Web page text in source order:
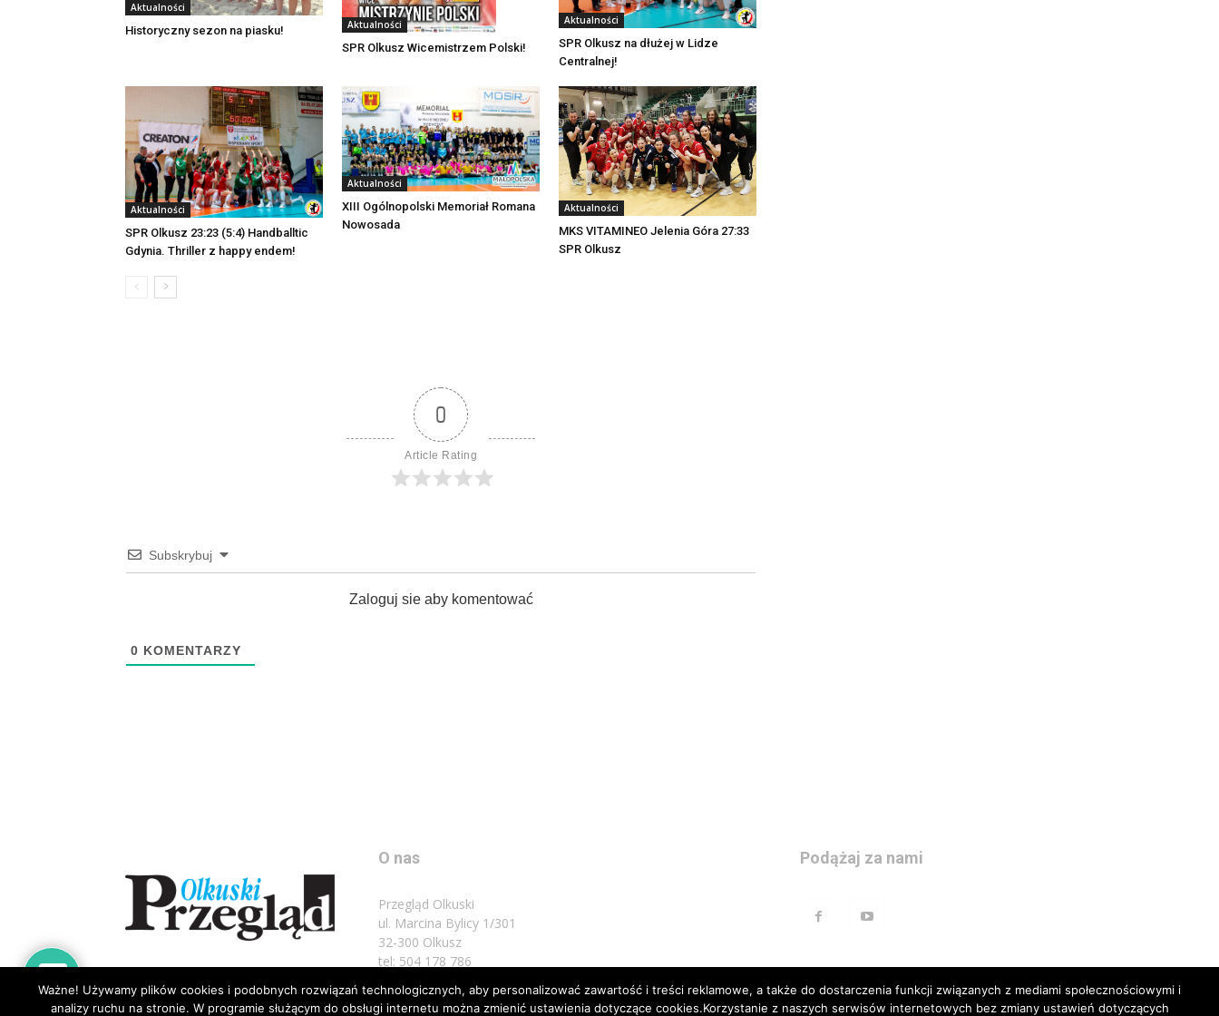
Aktualności
Historyczny sezon na piasku! Aktualności
SPR Olkusz Wicemistrzem Polski!
Aktualności
SPR Olkusz na dłużej w Lidze
Centralnej!
Aktualności
SPR Olkusz 23:23 (5:4) Handballtic
Gdynia. Thriller z happy endem!
Aktualności
XIII Ogólnopolski Memoriał Romana
Nowosada
Aktualności
MKS VITAMINEO Jelenia Góra 27:33
SPR Olkusz
0
Article Rating
Subskrybuj
Zaloguj sie aby komentować
0 KOMENTARZY
O nas
Przegląd Olkuski
ul. Marcina Bylicy 1/301
32-300 Olkusz
tel: 504 178 786
Napisz do nas: biuro@przeglad.olkuski.pl
Podążaj za nami
Ważne! Używamy plików cookies i podobnych rozwiązań technologicznych, aby personalizować zawartość i treści reklamowe, a także do dostarczenia funkcji związanych z mediami społecznościowymi i
analizy ruchu na stronie. W programie służącym do obsługi internetu można zmienić ustawienia dotyczące cookies.Korzystanie z naszych serwisów internetowych bez zmiany ustawień dotyczących